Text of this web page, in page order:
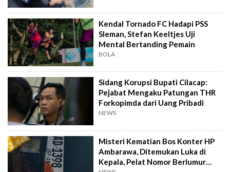
Kendal Tornado FC Hadapi PSS
Sleman, Stefan Keeltjes Uji
Mental Bertanding Pemain
BOLA
Sidang Korupsi Bupati Cilacap:
Pejabat Mengaku Patungan THR
Forkopimda dari Uang Pribadi
NEWS
Misteri Kematian Bos Konter HP
Ambarawa, Ditemukan Luka di
Kepala, Pelat Nomor Berlumur